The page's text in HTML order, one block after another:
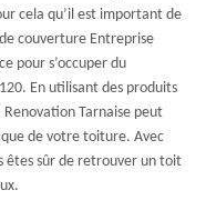
cela qu’il est important de
couverture Entreprise
pour s’occuper du
En utilisant des produits
Tarnaise peut
de votre toiture. Avec
êtes sûr de retrouver un toit